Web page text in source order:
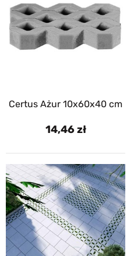
Certus Ażur 10x60x40 cm
14,46